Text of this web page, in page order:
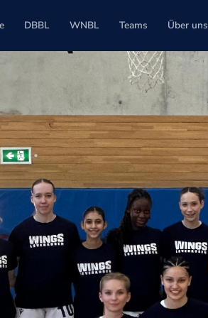
DBBL WNBL Teams Über uns